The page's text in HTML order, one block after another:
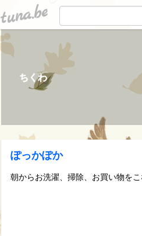
tuna.be
ちくわ
ぽっかぽか
朝からお洗濯、掃除、お買い物を